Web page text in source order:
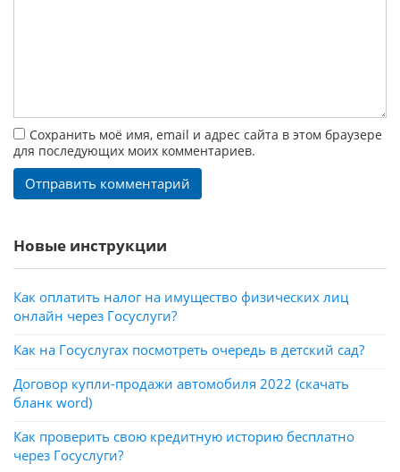
Сохранить моё имя, email и адрес сайта в этом браузере
для последующих моих комментариев.
Новые инструкции
Как оплатить налог на имущество физических лиц
онлайн через Госуслуги?
Как на Госуслугах посмотреть очередь в детский сад?
Договор купли-продажи автомобиля 2022 (скачать
бланк word)
Как проверить свою кредитную историю бесплатно
через Госуслуги?